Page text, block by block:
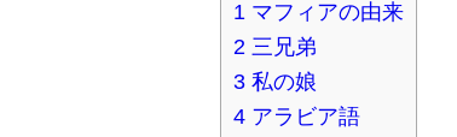
1 マフィアの由来
2 三兄弟
3 私の娘
4 アラビア語